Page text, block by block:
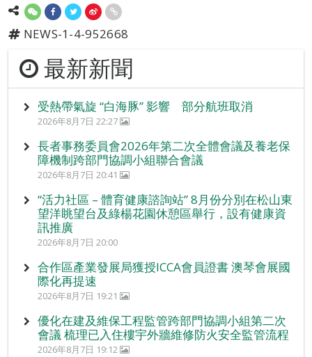
NEWS-1-4-952668
最新新聞
受熱帶氣旋 “白海豚” 影響 部分航班取消
2026年8月7日 22:27
長者事務委員會2026年第二次全體會議及養老保
障機制跨部門協調小組聯合會議
2026年8月7日 20:41
“活力社區 – 體育健康諮詢站” 8月份分別在松山東
望洋眺望台及綠楊花園休憩區舉行，設有健康資
訊推廣
2026年8月7日 20:00
合作區產業發展局獲授ICCA會員證書 澳琴會展國
際化再提速
2026年8月7日 19:21
優化在建及維保工程監管跨部門協調小組第二次
會議 梳理已入住樓宇外牆維修防火安全監管流程
2026年8月7日 19:12